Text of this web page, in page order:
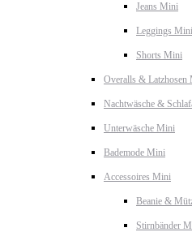
Jeans Mini
Leggings Mini
Shorts Mini
Overalls & Latzhosen
Nachtwäsche &
Unterwäsche Mini
Bademode Mini
Accessoires Mini
Beanie &
Stirnbänder